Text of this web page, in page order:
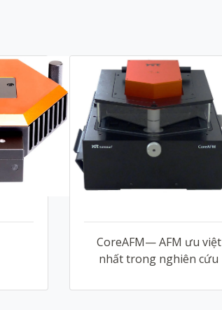
CoreAFM— AFM ưu việt
nhất trong nghiên cứu